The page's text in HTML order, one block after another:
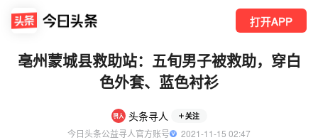
打开APP
亳州蒙城县救助站：五旬男子被救助，穿白
色外套、蓝色衬衫
头条寻人 关注
今日头条公益寻人官方账号
  2021-11-15 02:47